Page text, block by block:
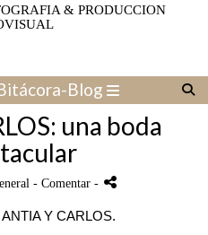
Blog
una boda
- Comentar -
Y CARLOS.